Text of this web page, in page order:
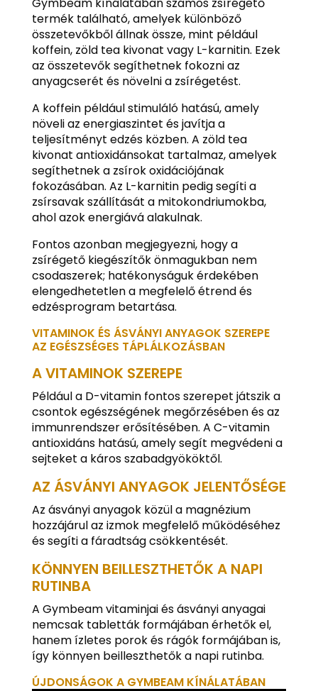
termék található, amelyek különböző
összetevőkből állnak össze, mint például
koffein, zöld tea kivonat vagy L-karnitin. Ezek
az összetevők segíthetnek fokozni az
anyagcserét és növelni a zsírégetést.
A koffein például stimuláló hatású, amely
növeli az energiaszintet és javítja a
teljesítményt edzés közben. A zöld tea
kivonat antioxidánsokat tartalmaz, amelyek
segíthetnek a zsírok oxidációjának
fokozásában. Az L-karnitin pedig segíti a
zsírsavak szállítását a mitokondriumokba,
ahol azok energiává alakulnak.
Fontos azonban megjegyezni, hogy a
zsírégető kiegészítők önmagukban nem
csodaszerek; hatékonyságuk érdekében
elengedhetetlen a megfelelő étrend és
edzésprogram betartása.
VITAMINOK ÉS ÁSVÁNYI ANYAGOK SZEREPE
AZ EGÉSZSÉGES TÁPLÁLKOZÁSBAN
A VITAMINOK SZEREPE
Például a D-vitamin fontos szerepet játszik a
csontok egészségének megőrzésében és az
immunrendszer erősítésében. A C-vitamin
antioxidáns hatású, amely segít megvédeni a
sejteket a káros szabadgyököktől.
AZ ÁSVÁNYI ANYAGOK JELENTŐSÉGE
Az ásványi anyagok közül a magnézium
hozzájárul az izmok megfelelő működéséhez
és segíti a fáradtság csökkentését.
KÖNNYEN BEILLESZTHETŐK A NAPI
RUTINBA
A Gymbeam vitaminjai és ásványi anyagai
nemcsak tabletták formájában érhetők el,
hanem ízletes porok és rágók formájában is,
így könnyen beilleszthetők a napi rutinba.
ÚJDONSÁGOK A GYMBEAM KÍNÁLATÁBAN